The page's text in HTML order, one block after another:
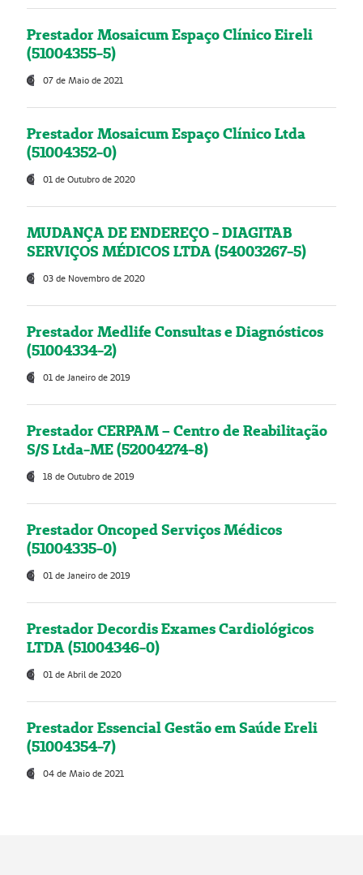
Prestador Mosaicum Espaço Clínico Eireli
(51004355-5)
07 de Maio de 2021
Prestador Mosaicum Espaço Clínico Ltda
(51004352-0)
01 de Outubro de 2020
MUDANÇA DE ENDEREÇO - DIAGITAB
SERVIÇOS MÉDICOS LTDA (54003267-5)
03 de Novembro de 2020
Prestador Medlife Consultas e Diagnósticos
(51004334-2)
01 de Janeiro de 2019
Prestador CERPAM – Centro de Reabilitação
S/S Ltda-ME (52004274-8)
18 de Outubro de 2019
Prestador Oncoped Serviços Médicos
(51004335-0)
01 de Janeiro de 2019
Prestador Decordis Exames Cardiológicos
LTDA (51004346-0)
01 de Abril de 2020
Prestador Essencial Gestão em Saúde Ereli
(51004354-7)
04 de Maio de 2021